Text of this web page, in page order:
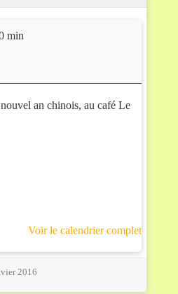
chinoise
min
an chinois, au café Le
Voir le calendrier complet
2016